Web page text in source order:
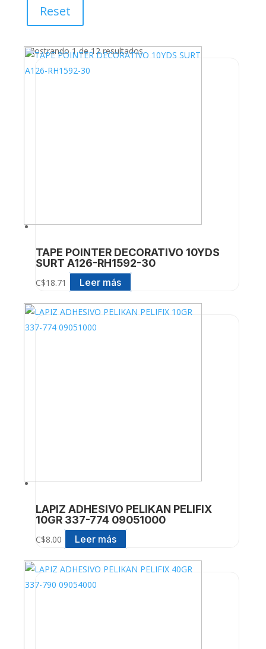
Reset
Mostrando 1 de 12 resultados
TAPE POINTER DECORATIVO 10YDS
SURT A126-RH1592-30
C$18.71 Leer más
LAPIZ ADHESIVO PELIKAN PELIFIX
10GR 337-774 09051000
C$8.00 Leer más